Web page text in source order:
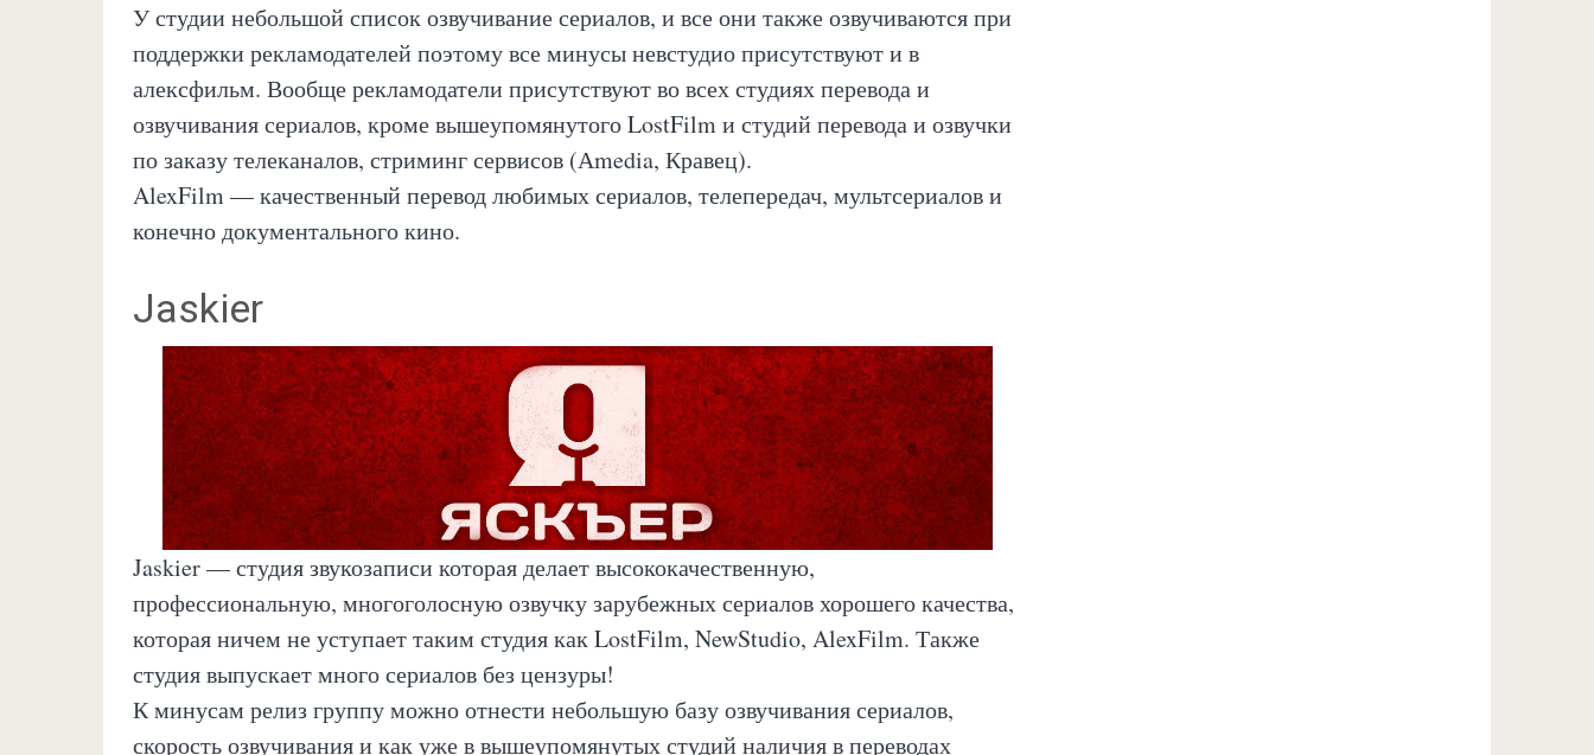
У студии небольшой список озвучивание сериалов, и все они также озвучиваются при
поддержки рекламодателей поэтому все минусы невстудио присутствуют и в
алексфильм. Вообще рекламодатели присутствуют во всех студиях перевода и
озвучивания сериалов, кроме вышеупомянутого LostFilm и студий перевода и озвучки
по заказу телеканалов, стриминг сервисов (Аmedia, Кравец).
AlexFilm — качественный перевод любимых сериалов, телепередач, мультсериалов и
конечно документального кино.
Jaskier
Jaskier — студия звукозаписи которая делает высококачественную,
профессиональную, многоголосную озвучку зарубежных сериалов хорошего качества,
которая ничем не уступает таким студия как LostFilm, NewStudio, AlexFilm. Также
студия выпускает много сериалов без цензуры!
К минусам релиз группу можно отнести небольшую базу озвучивания сериалов,
скорость озвучивания и как уже в вышеупомянутых студий наличия в переводах